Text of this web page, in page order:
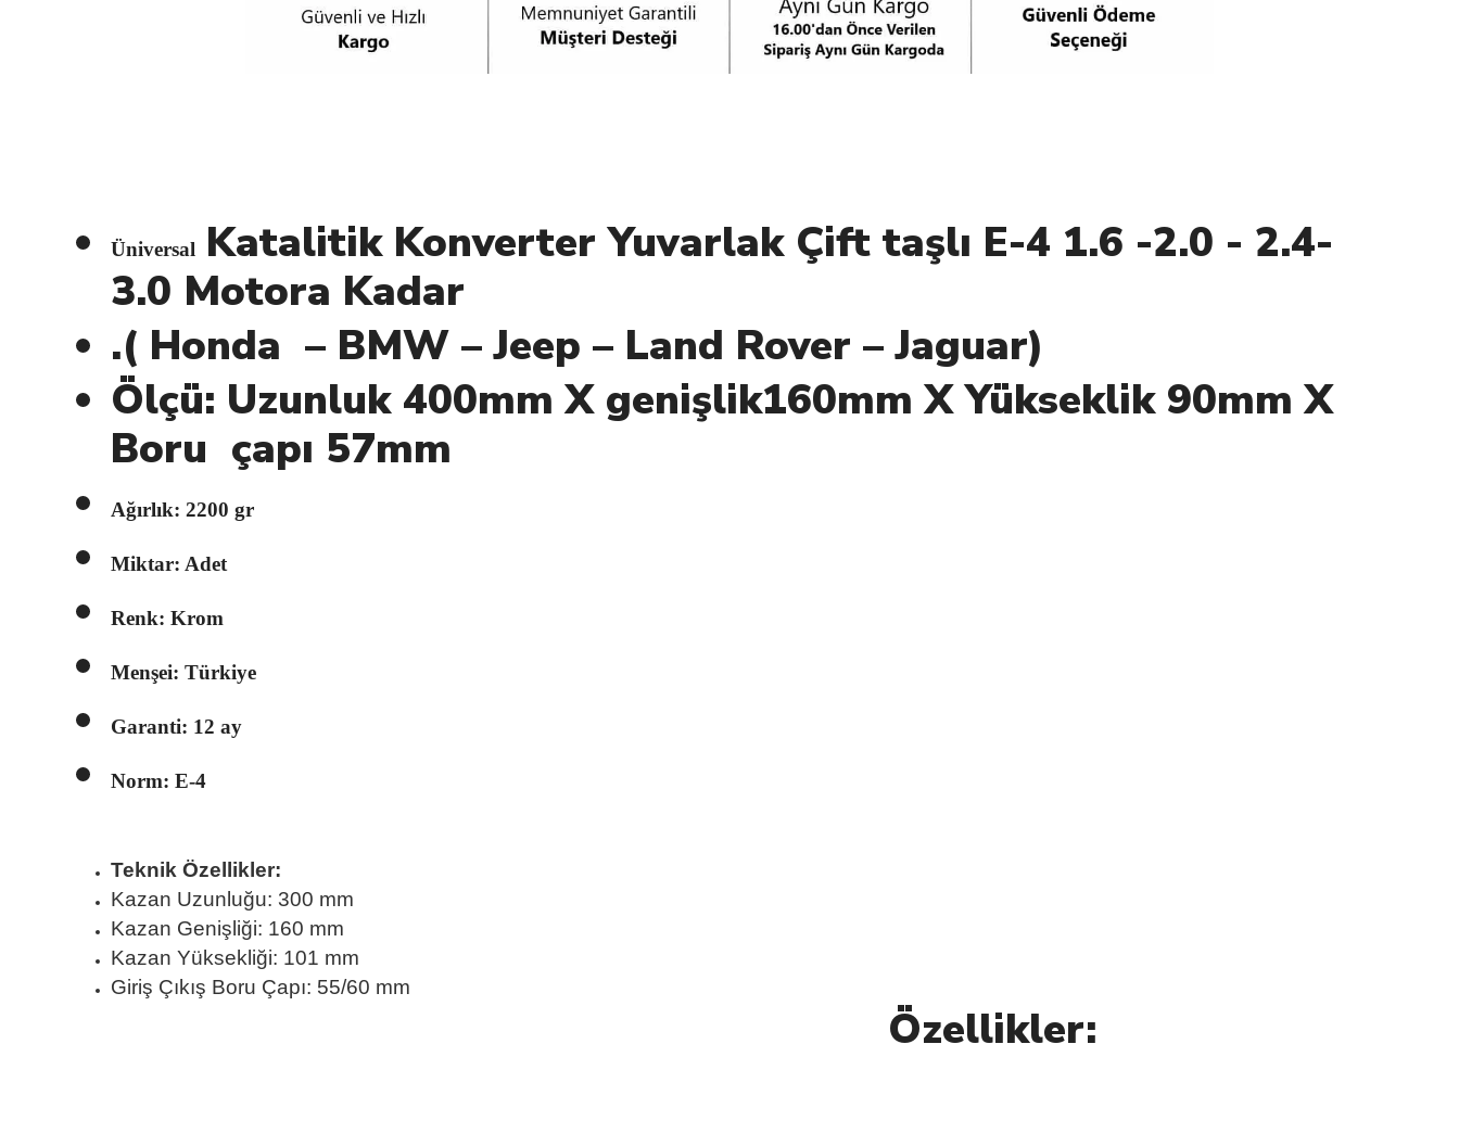
Üniversal Katalitik Konverter Yuvarlak Çift taşlı E-4 1.6 -2.0 - 2.4-
3.0 Motora Kadar
.( Honda – BMW – Jeep – Land Rover – Jaguar)
Ölçü: Uzunluk 400mm X genişlik160mm X Yükseklik 90mm X
Boru çapı 57mm
Ağırlık: 2200 gr
Miktar: Adet
Renk: Krom
Menşei: Türkiye
Garanti: 12 ay
Norm: E-4
Teknik Özellikler:
Kazan Uzunluğu: 300 mm
Kazan Genişliği: 160 mm
Kazan Yüksekliği: 101 mm
Giriş Çıkış Boru Çapı: 55/60 mm
Özellikler: